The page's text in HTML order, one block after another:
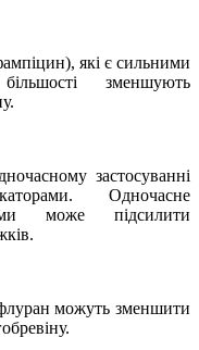
які є сильними
зменшують
застосуванні
Одночасне
може підсилити
можуть зменшити